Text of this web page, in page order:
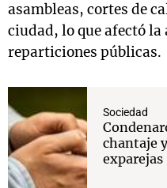
asambleas, cortes de
ciudad, lo que afectó la
reparticiones públicas.
Sociedad
chantaje
exparejas